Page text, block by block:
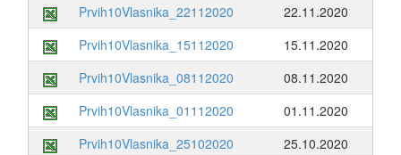
Prvih10Vlasnika_22112020
22.11.2020
Prvih10Vlasnika_15112020
15.11.2020
Prvih10Vlasnika_08112020
08.11.2020
Prvih10Vlasnika_01112020
01.11.2020
Prvih10Vlasnika_25102020
25.10.2020